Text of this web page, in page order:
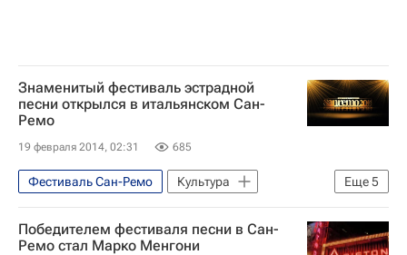
Знаменитый фестиваль эстрадной
песни открылся в итальянском Сан-
Ремо
19 февраля 2014, 02:31 685
Еще5
Фестиваль Сан-Ремо
Культура
Сан-Ремо
Италия
Весь мир
Европа
Лигурия
Победителем фестиваля песни в Сан-
Ремо стал Марко Менгони